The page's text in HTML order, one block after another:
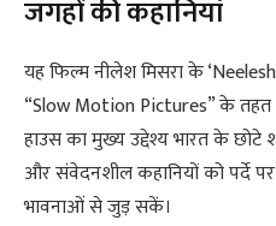
जगहों की कहानियां
यह फिल्म नीलेश मिसरा के
“Slow Motion Pictures” के तहत
हाउस का मुख्य उद्देश्य भारत के
और संवेदनशील कहानियों को पर्दे
भावनाओं से जुड़ सकें।